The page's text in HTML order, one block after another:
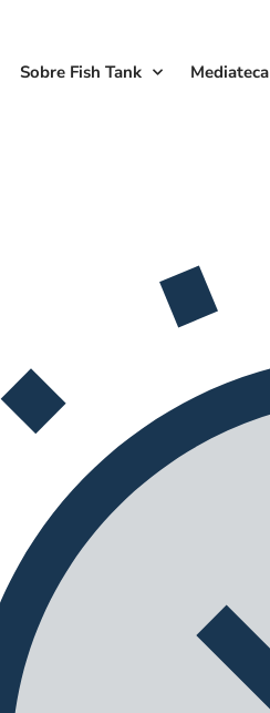
Sobre Fish Tank Mediateca